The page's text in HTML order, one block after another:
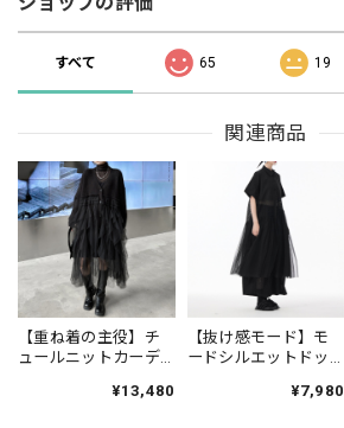
すべて 65 19
関連商品
【重ね着の主役】チ
ュールニットカーデ
¥13,480
【抜け感モード】モ
ードシルエットドッ
¥7,980